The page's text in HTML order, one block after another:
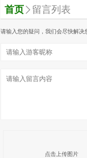
首页 留言列表
请输入您的疑问，我们会尽快解决
点击上传图片